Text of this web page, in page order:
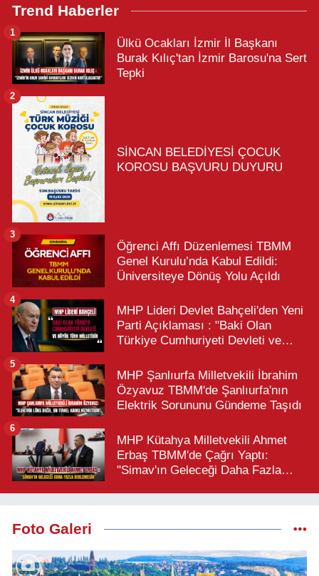
Trend Haberler
Ülkü Ocakları İzmir İl Başkanı
Burak Kılıç'tan İzmir Barosu'na Sert
Tepki
1
SİNCAN BELEDİYESİ ÇOCUK
KOROSU BAŞVURU DUYURU
2
Öğrenci Affı Düzenlemesi TBMM
Genel Kurulu’nda Kabul Edildi:
Üniversiteye Dönüş Yolu Açıldı
3
MHP Lideri Devlet Bahçeli'den Yeni
Parti Açıklaması : "Baki Olan
Türkiye Cumhuriyeti Devleti ve
4
MHP Şanlıurfa Milletvekili İbrahim
Özyavuz TBMM'de Şanlıurfa'nın
Elektrik Sorununu Gündeme Taşıdı
5
MHP Kütahya Milletvekili Ahmet
Erbaş TBMM'de Çağrı Yaptı:
"Simav'ın Geleceği Daha Fazla
6
Foto Galeri